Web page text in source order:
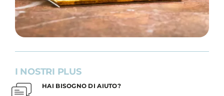
I NOSTRI PLUS
HAI BISOGNO DI AIUTO?